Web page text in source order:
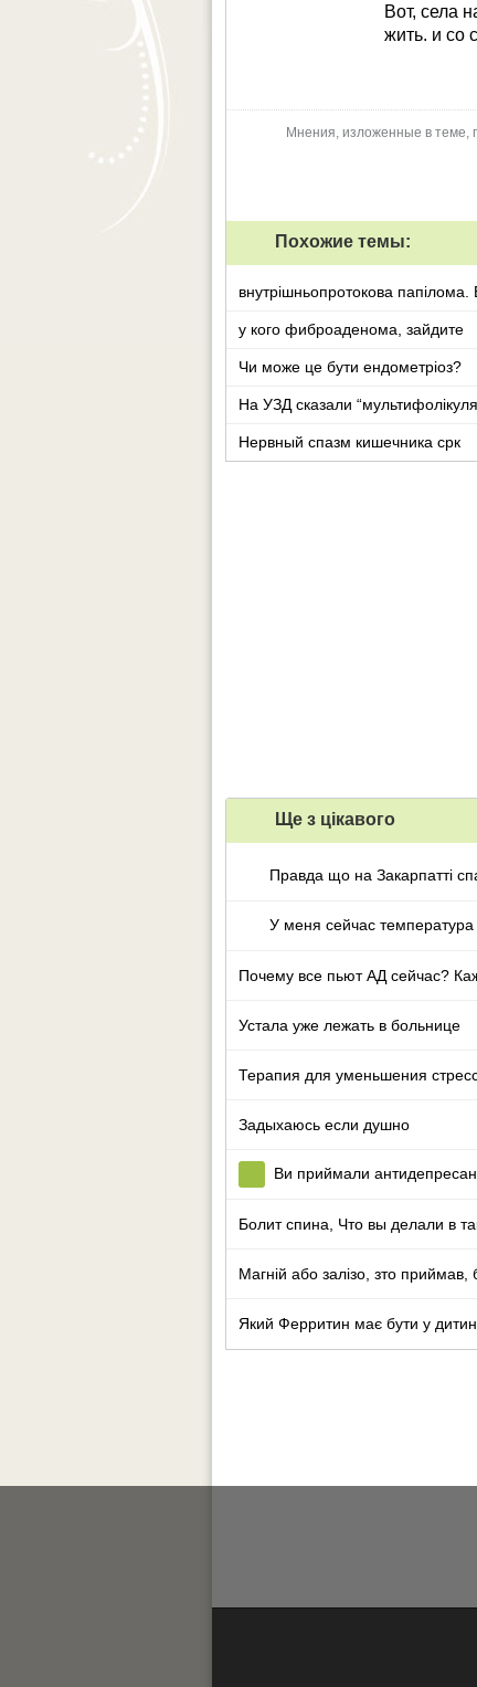
Вот, села
жить. и со
Мнения, изложенные в теме,
Похожие темы:
внутрішньопротокова папілома.
у кого фиброаденома, зайдите
Чи може це бути ендометріоз?
На УЗД сказали
Нервный спазм кишечника срк
Ще з цiкавого
Правда що на Закарпатті
У меня сейчас температура
Почему все пьют АД сейчас?
Устала уже лежать в больнице
Терапия для уменьшения
Задыхаюсь если душно
Ви приймали
Болит спина, Что вы делали в
Магній або залізо, зто приймав,
Який Ферритин має бути у